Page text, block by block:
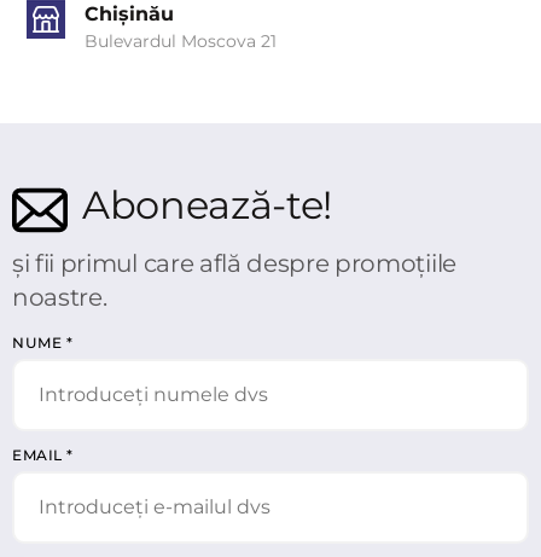
Chișinău
Bulevardul Moscova 21
Abonează-te!
și fii primul care află despre promoțiile
noastre.
NUME *
EMAIL *